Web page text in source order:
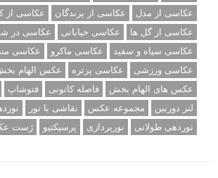
عکاسی از مدل
عکاسی از پرندگان
عکاسی از
عکاسی از گل ها
عکاسی خیابانی
عکاسی در
عکاسی سیاه و سفید
عکاسی ماکرو
عکاسی
عکاسی ورزشی
عکاسی پرتره
عکس الهام
عکس های الهام بخش
فاصله کانونی فتوشاپ
لنز دوربین
مجموعه عکس نقاشی با نور
نوردهی طولانی
نورپردازی پرسپکتیو ژست